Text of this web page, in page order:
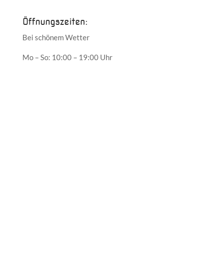
Öffnungszeiten:
Bei schönem Wetter
Mo – So: 10:00 – 19:00 Uhr